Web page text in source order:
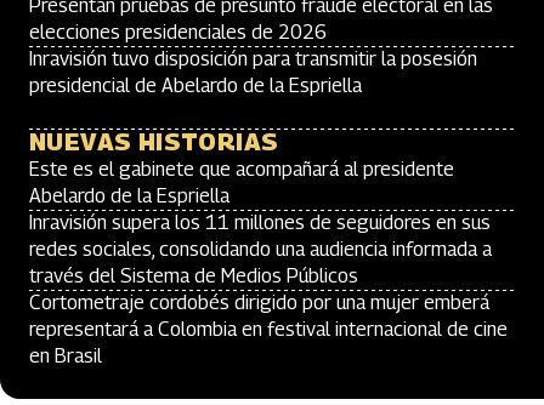
Presentan pruebas de presunto fraude electoral en las
elecciones presidenciales de 2026
Inravisión tuvo disposición para transmitir la posesión
presidencial de Abelardo de la Espriella
NUEVAS HISTORIAS
Este es el gabinete que acompañará al presidente
Abelardo de la Espriella
Inravisión supera los 11 millones de seguidores en sus
redes sociales, consolidando una audiencia informada a
través del Sistema de Medios Públicos
Cortometraje cordobés dirigido por una mujer emberá
representará a Colombia en festival internacional de cine
en Brasil